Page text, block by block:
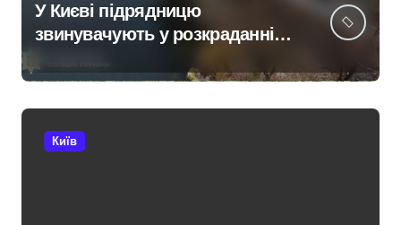
У Києві підрядницю
звинувачують у розкраданні
під час ремонту зони
«Вербне»
Київ